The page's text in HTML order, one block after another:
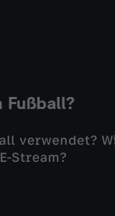
Fußball?
verwendet?
Stream?